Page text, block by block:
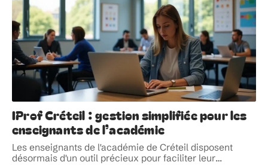
IProf Créteil : gestion simplifiée pour les
enseignants de l’académie
Les enseignants de l'académie de Créteil disposent
désormais d'un outil précieux pour faciliter leur…